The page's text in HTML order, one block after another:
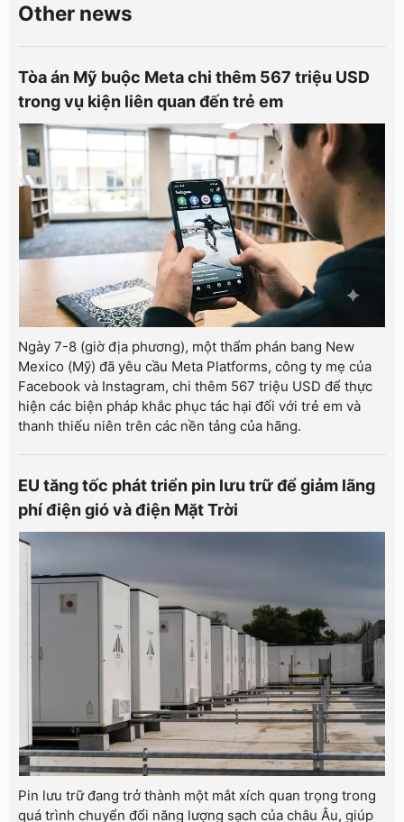
Other news
Tòa án Mỹ buộc Meta chi thêm 567 triệu USD
trong vụ kiện liên quan đến trẻ em
Ngày 7-8 (giờ địa phương), một thẩm phán bang New
Mexico (Mỹ) đã yêu cầu Meta Platforms, công ty mẹ của
Facebook và Instagram, chi thêm 567 triệu USD để thực
hiện các biện pháp khắc phục tác hại đối với trẻ em và
thanh thiếu niên trên các nền tảng của hãng.
EU tăng tốc phát triển pin lưu trữ để giảm lãng
phí điện gió và điện Mặt Trời
Pin lưu trữ đang trở thành một mắt xích quan trọng trong
quá trình chuyển đổi năng lượng sạch của châu Âu, giúp